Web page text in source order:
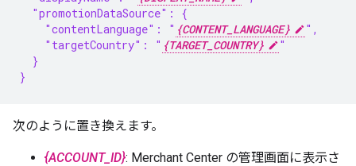
  "promotionDataSource": {
    "contentLanguage": "
{CONTENT_LANGUAGE}
",
    "targetCountry": "
{TARGET_COUNTRY}
"
  }
}
次のように置き換えます。
{ACCOUNT_ID}: Merchant Center の管理画面に表示さ